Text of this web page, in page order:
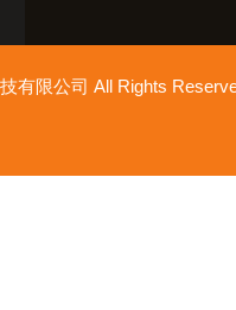
有限公司 All Rights